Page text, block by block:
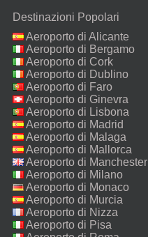
Destinazioni Popolari
Aeroporto di Alicante
Aeroporto di Bergamo
Aeroporto di Cork
Aeroporto di Dublino
Aeroporto di Faro
Aeroporto di Ginevra
Aeroporto di Lisbona
Aeroporto di Madrid
Aeroporto di Malaga
Aeroporto di Mallorca
Aeroporto di Manchester
Aeroporto di Milano
Malpensa
Aeroporto di Monaco
Aeroporto di Murcia
Aeroporto di Nizza
Aeroporto di Pisa